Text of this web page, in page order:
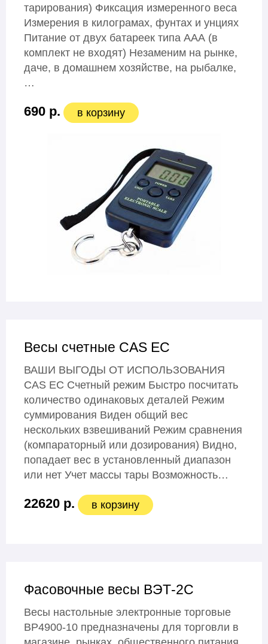
тарирования) Фиксация измеренного веса
Измерения в килограмах, фунтах и унциях
Питание от двух батареек типа ААА (в
комплект не входят) Незаменим на рынке,
даче, в домашнем хозяйстве, на рыбалке,
…
690 р. в корзину
Весы счетные CAS EC
ВАШИ ВЫГОДЫ ОТ ИСПОЛЬЗОВАНИЯ
CAS EC Счетный режим Быстро посчитать
количество одинаковых деталей Режим
суммирования Виден общий вес
нескольких взвешиваний Режим сравнения
(компараторный или дозирования) Видно,
попадает вес в установленный диапазон
или нет Учет массы тары Возможность…
22620 р. в корзину
Фасовочные весы ВЭТ-2С
Весы настольные электронные торговые
ВР4900-10 предназначены для торговли в